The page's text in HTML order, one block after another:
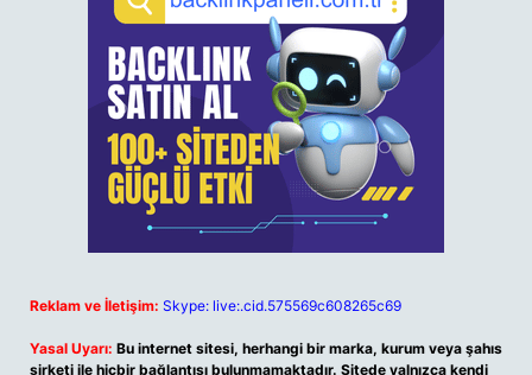
Reklam ve İletişim: Skype: live:.cid.575569c608265c69
Yasal Uyarı: Bu internet sitesi, herhangi bir marka, kurum veya şahıs
şirketi ile hiçbir bağlantısı bulunmamaktadır. Sitede yalnızca kendi